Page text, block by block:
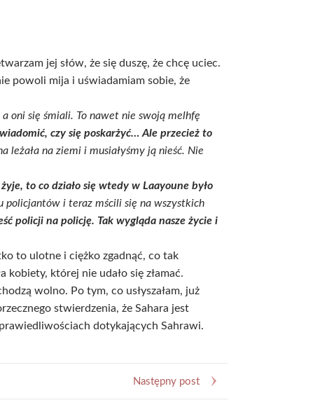
jej słów, że się duszę, że chcę uciec.
powoli mija i uświadamiam sobie, że
oni się śmiali. To nawet nie swoją melhfę
czy się poskarżyć… Ale przecież to
na ziemi i musiałyśmy ją nieść. Nie
to co działo się wtedy w Laayoune było
policjantów i teraz mścili się na wszystkich
policji na policję. Tak wygląda nasze życie i
to ulotne i ciężko zgadnąć, co tak
kobiety, której nie udało się złamać.
wolno. Po tym, co usłyszałam, już
stwierdzenia, że Sahara jest
dotykających Sahrawi.
Następny post